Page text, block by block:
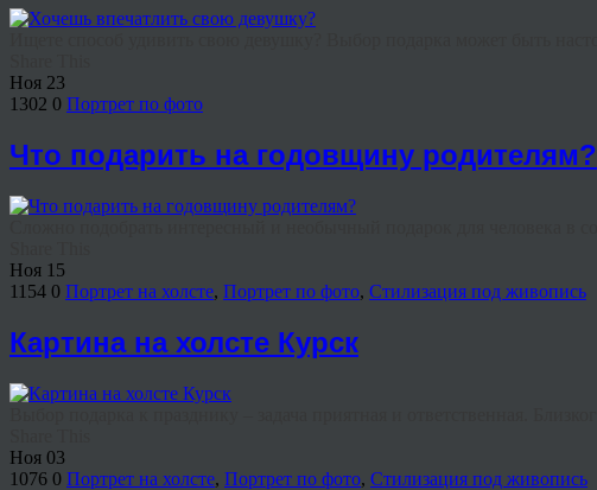
Ноя 23
1302 0 Портрет по фото
Что подарить на годовщину родителям?
Ноя 15
1154 0 Портрет на холсте, Портрет по фото, Стилизация под живопись
Картина на холсте Курск
Ноя 03
1076 0 Портрет на холсте, Портрет по фото, Стилизация под живопись